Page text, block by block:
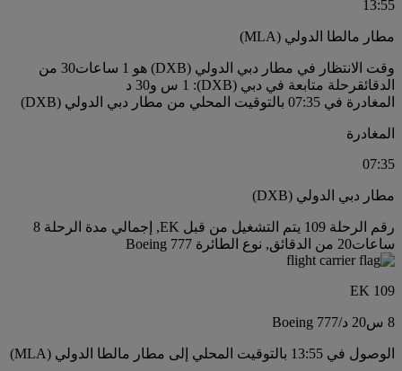
13:55
مطار مالطا الدولي (MLA)
وقت الانتظار في مطار دبي الدولي (DXB) هو 1 ساعات30 من
الدقائقرحلة متابعة في دبي (DXB): 1 س و30 د
المغادرة في 07:35 بالتوقيت المحلي من مطار دبي الدولي (DXB)
المغادرة
07:35
مطار دبي الدولي (DXB)
رقم الرحلة 109 يتم التشغيل من قبل EK, إجمالي مدة الرحلة 8
ساعات20 من الدقائق, نوع الطائرة Boeing 777
EK 109
8 س 20 د /
Boeing 777
الوصول في 13:55 بالتوقيت المحلي إلى مطار مالطا الدولي (MLA)